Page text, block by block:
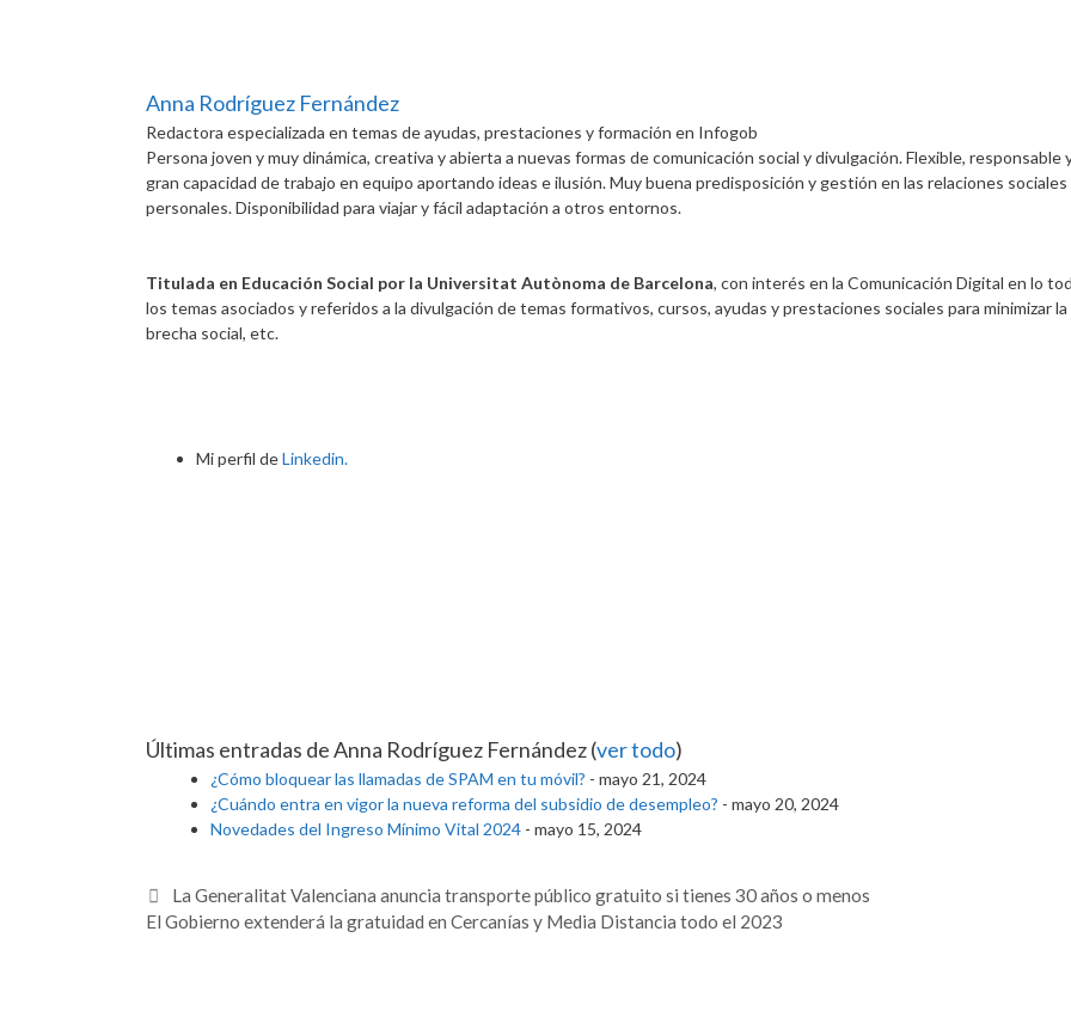
Anna Rodríguez Fernández
Redactora especializada en temas de ayudas, prestaciones y formación en Infogob
Persona joven y muy dinámica, creativa y abierta a nuevas formas de comunicación social y divulgación. Flexible, responsable
gran capacidad de trabajo en equipo aportando ideas e ilusión. Muy buena predisposición y gestión en las relaciones sociales
personales. Disponibilidad para viajar y fácil adaptación a otros entornos.
Titulada en Educación Social por la Universitat Autònoma de Barcelona, con interés en la Comunicación Digital en lo
los temas asociados y referidos a la divulgación de temas formativos, cursos, ayudas y prestaciones sociales para minimizar la
brecha social, etc.
Mi perfil deLinkedin.
Últimas entradas de Anna Rodríguez Fernández(ver todo)
¿Cómo bloquear las llamadas de SPAM en tu móvil? - mayo 21, 2024
¿Cuándo entra en vigor la nueva reforma del subsidio de desempleo? - mayo 20, 2024
Novedades del Ingreso Mínimo Vital 2024 - mayo 15, 2024
La Generalitat Valenciana anuncia transporte público gratuito si tienes 30 años o menos
El Gobierno extenderá la gratuidad en Cercanías y Media Distancia todo el 2023